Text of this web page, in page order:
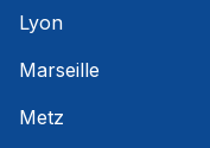
Lyon
Marseille
Metz